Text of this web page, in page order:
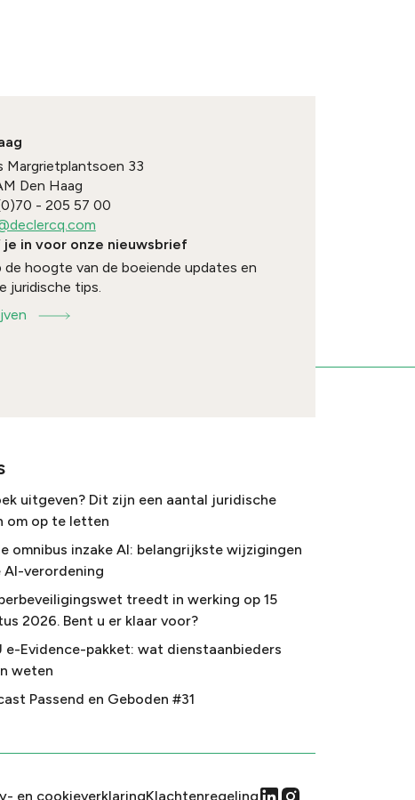
Margrietplantsoen 33
Den Haag
- 205 57 00
je in voor onze nieuwsbrief
de hoogte van de boeiende updates en
juridische tips.
uitgeven? Dit zijn een aantal juridische
om op te letten
omnibus inzake AI: belangrijkste wijzigingen
AI-verordening
treedt in werking op 15
2026. Bent u er klaar voor?
e-Evidence-pakket: wat dienstaanbieders
weten
Passend en Geboden #31
en cookieverklaringKlachtenregeling